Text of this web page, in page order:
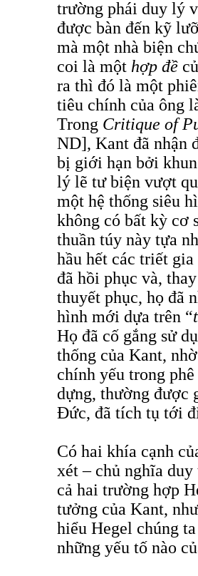
trường phái duy lý
được bàn đến kỹ
mà một nhà biện
coi là một hợp đề
ra thì đó là một
tiêu chính của ông
Trong Critique of
ND], Kant đã nhận
bị giới hạn bởi
lý lẽ tư biện vượt
một hệ thống siêu
không có bất kỳ cơ
thuần túy này tựa
hầu hết các triết
đã hồi phục và,
thuyết phục, họ đã
hình mới dựa trên “
Họ đã cố gắng sử
thống của Kant,
chính yếu trong
dựng, thường được
Đức, đã tích tụ tới
Có hai khía cạnh
xét – chủ nghĩa
cả hai trường hợp
tưởng của Kant,
hiểu Hegel chúng
những yếu tố nào